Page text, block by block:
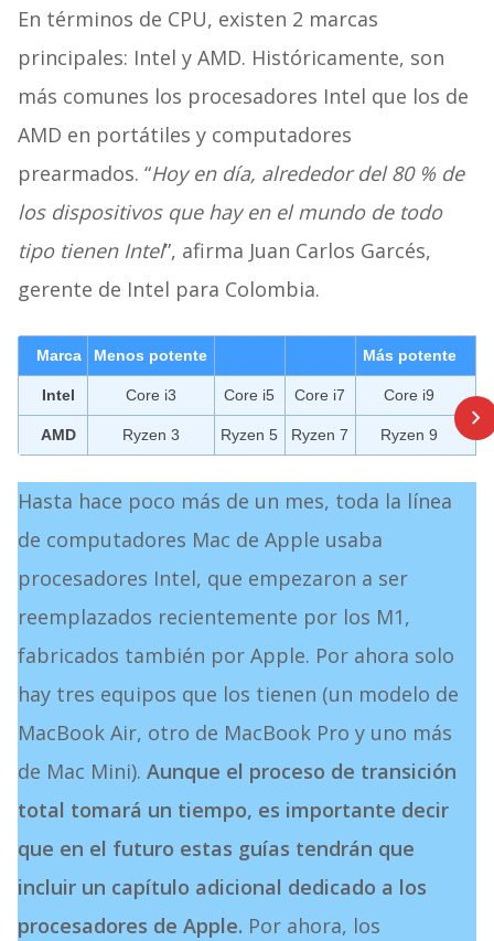
En términos de CPU, existen 2 marcas
principales: Intel y AMD. Históricamente, son
más comunes los procesadores Intel que los de
AMD en portátiles y computadores
prearmados. “Hoy en día, alrededor del 80 % de
los dispositivos que hay en el mundo de todo
tipo tienen Intel”, afirma Juan Carlos Garcés,
gerente de Intel para Colombia.
Marca Menos potente Más potente
Intel Core i3 Core i5 Core i7 Core i9
AMD Ryzen 3 Ryzen 5 Ryzen 7 Ryzen 9
Hasta hace poco más de un mes, toda la línea
de computadores Mac de Apple usaba
procesadores Intel, que empezaron a ser
reemplazados recientemente por los M1,
fabricados también por Apple. Por ahora solo
hay tres equipos que los tienen (un modelo de
MacBook Air, otro de MacBook Pro y uno más
de Mac Mini). Aunque el proceso de transición
total tomará un tiempo, es importante decir
que en el futuro estas guías tendrán que
incluir un capítulo adicional dedicado a los
procesadores de Apple. Por ahora, los